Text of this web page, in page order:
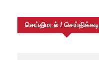
செய்திமடல் /